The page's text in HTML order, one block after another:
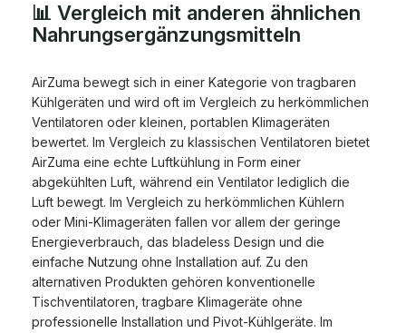
📊 Vergleich mit anderen ähnlichen
Nahrungsergänzungsmitteln
AirZuma bewegt sich in einer Kategorie von tragbaren
Kühlgeräten und wird oft im Vergleich zu herkömmlichen
Ventilatoren oder kleinen, portablen Klimageräten
bewertet. Im Vergleich zu klassischen Ventilatoren bietet
AirZuma eine echte Luftkühlung in Form einer
abgekühlten Luft, während ein Ventilator lediglich die
Luft bewegt. Im Vergleich zu herkömmlichen Kühlern
oder Mini-Klimageräten fallen vor allem der geringe
Energieverbrauch, das bladeless Design und die
einfache Nutzung ohne Installation auf. Zu den
alternativen Produkten gehören konventionelle
Tischventilatoren, tragbare Klimageräte ohne
professionelle Installation und Pivot-Kühlgeräte. Im